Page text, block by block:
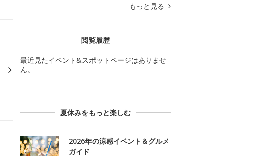
もっと見る
閲覧履歴
最近見たイベント&スポットページはありませ
ん。
夏休みをもっと楽しむ
2026年の涼感イベント＆グルメ
ガイド